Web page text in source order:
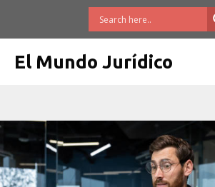
El Mundo Jurídico